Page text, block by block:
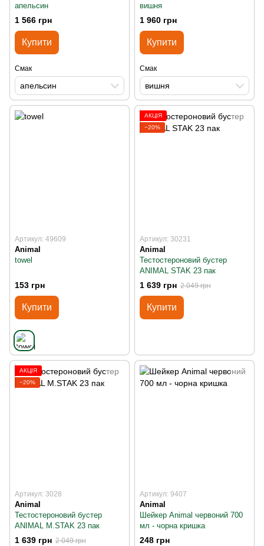
апельсин
1 566 грн
Купити
Смак
апельсин
вишня
1 960 грн
Купити
Смак
вишня
Артикул: 49609
Animal
towel
153 грн
Купити
АКЦІЯ
−20%
Артикул: 30231
Animal
Тестостероновий бустер
ANIMAL STAK 23 пак
1 639 грн 2 049 грн
Купити
АКЦІЯ
−20%
Артикул: 3028
Animal
Тестостероновий бустер
ANIMAL M.STAK 23 пак
1 639 грн 2 049 грн
Артикул: 9407
Animal
Шейкер Animal червоний 700
мл - чорна кришка
248 грн